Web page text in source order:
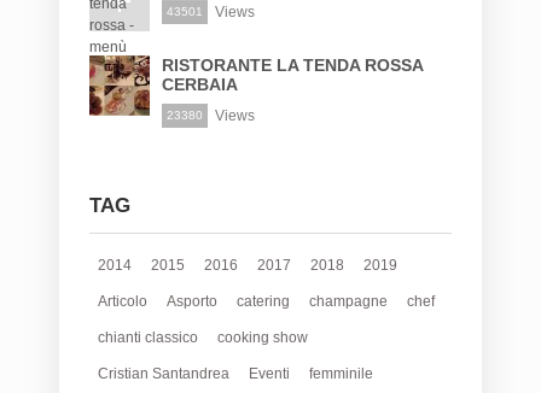
43501 Views
RISTORANTE LA TENDA ROSSA
CERBAIA
23380 Views
TAG
2014 2015 2016 2017 2018 2019
Articolo Asporto catering champagne chef
chianti classico cooking show
Cristian Santandrea Eventi femminile